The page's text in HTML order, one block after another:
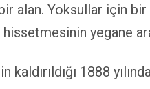
alan. Yoksullar için
yegane
1888